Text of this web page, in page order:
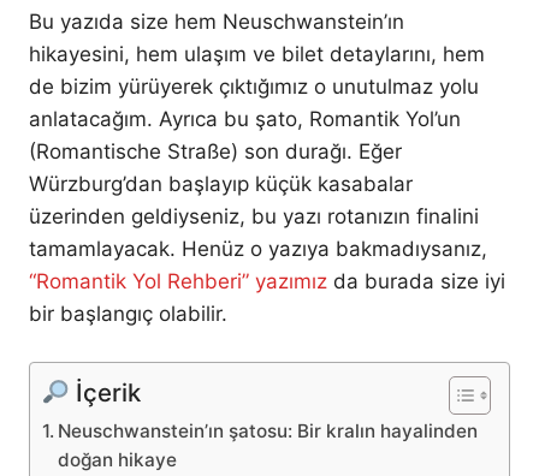
Bu yazıda size hem Neuschwanstein’ın
hikayesini, hem ulaşım ve bilet detaylarını, hem
de bizim yürüyerek çıktığımız o unutulmaz yolu
anlatacağım. Ayrıca bu şato, Romantik Yol’un
(Romantische Straße) son durağı. Eğer
Würzburg’dan başlayıp küçük kasabalar
üzerinden geldiyseniz, bu yazı rotanızın finalini
tamamlayacak. Henüz o yazıya bakmadıysanız,
“Romantik Yol Rehberi” yazımız da burada size iyi
bir başlangıç olabilir.
İçerik
Neuschwanstein’ın şatosu: Bir kralın hayalinden
doğan hikaye